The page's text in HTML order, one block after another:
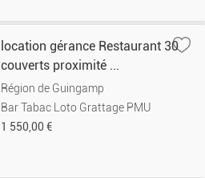
location gérance Restaurant 30
couverts proximité ...
Région de Guingamp
Bar Tabac Loto Grattage PMU
1 550,00 €